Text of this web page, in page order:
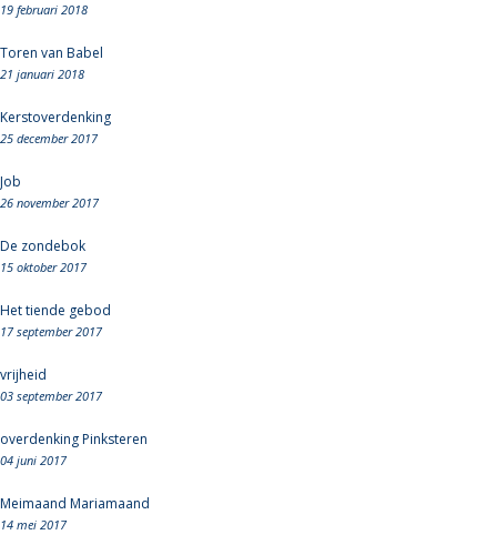
19 februari 2018
Toren van Babel
21 januari 2018
Kerstoverdenking
25 december 2017
Job
26 november 2017
De zondebok
15 oktober 2017
Het tiende gebod
17 september 2017
vrijheid
03 september 2017
overdenking Pinksteren
04 juni 2017
Meimaand Mariamaand
14 mei 2017